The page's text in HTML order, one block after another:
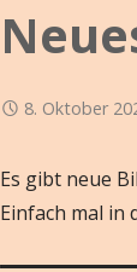
8. Oktober
Es gibt neue
Einfach mal in